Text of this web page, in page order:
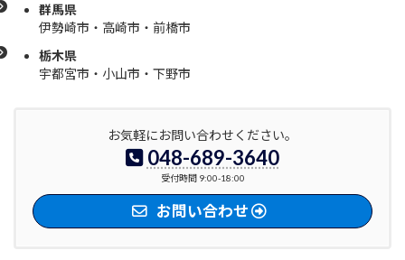
群馬県
伊勢崎市・高崎市・前橋市
栃木県
宇都宮市・小山市・下野市
お気軽にお問い合わせください。
048-689-3640
受付時間 9:00-18:00
お問い合わせ